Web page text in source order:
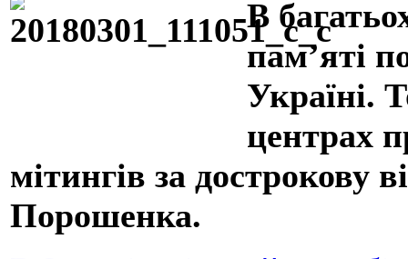
В
пам’яті
Україні.
центрах
мітингів за дострокову
Порошенка.